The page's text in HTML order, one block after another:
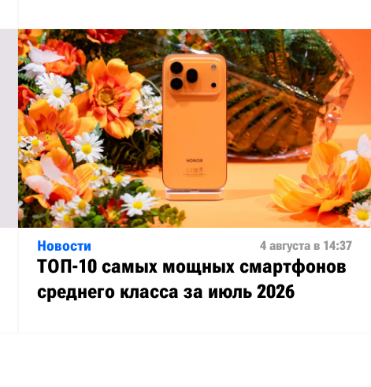
Новости 4 августа в 14:37
ТОП-10 самых мощных смартфонов
среднего класса за июль 2026